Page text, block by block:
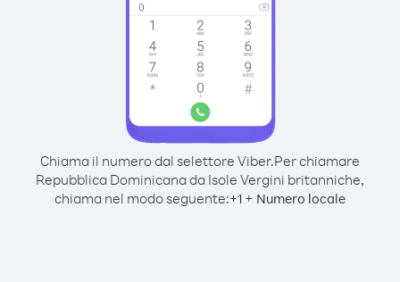
Chiama il numero dal selettore Viber.Per chiamare
Repubblica Dominicana da Isole Vergini britanniche,
chiama nel modo seguente:+1 + Numero locale